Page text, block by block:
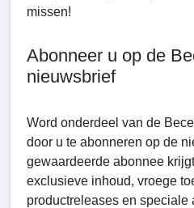
missen!
Abonneer u op de
nieuwsbrief
Word onderdeel van de
door u te abonneren op de
gewaardeerde abonnee
exclusieve inhoud, vroege
productreleases en